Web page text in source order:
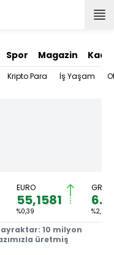
Spor Magazin
Kripto Para İş Yaşam
EURO
55,1581
%0,39 %2,59
10 milyon
üretmiş